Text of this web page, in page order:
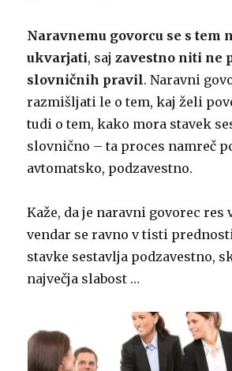
Naravnemu govorcu se s tem
ukvarjati, sajzavestno niti ne
slovničnih pravil. Naravni
razmišljati le o tem, kaj želi
tudi o tem, kako mora stavek
slovnično – ta proces namreč
avtomatsko, podzavestno.
Kaže, da je naravni govorec res
vendar se ravno v tisti
stavke sestavlja podzavestno,
največja slabost …